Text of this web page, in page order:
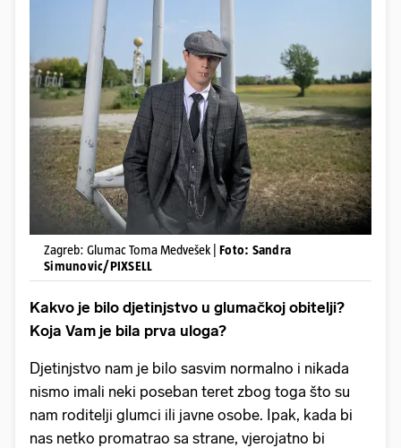
Zagreb: Glumac Toma Medvešek | Foto: Sandra
Simunovic/PIXSELL
Kakvo je bilo djetinjstvo u glumačkoj obitelji?
Koja Vam je bila prva uloga?
Djetinjstvo nam je bilo sasvim normalno i nikada
nismo imali neki poseban teret zbog toga što su
nam roditelji glumci ili javne osobe. Ipak, kada bi
nas netko promatrao sa strane, vjerojatno bi